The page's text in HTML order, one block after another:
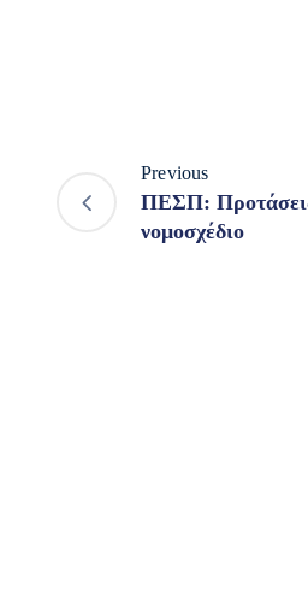
Previous
ΠΕΣΠ:
νομοσχέδιο